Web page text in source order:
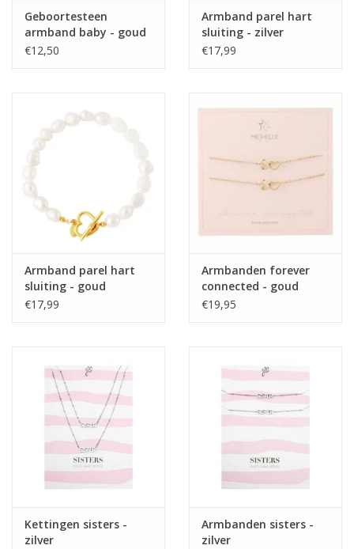
Geboortesteen
armband baby - goud
€12,50
Armband parel hart
sluiting - zilver
€17,99
Armband parel hart
sluiting - goud
€17,99
Armbanden forever
connected - goud
€19,95
Kettingen sisters -
zilver
Armbanden sisters -
zilver